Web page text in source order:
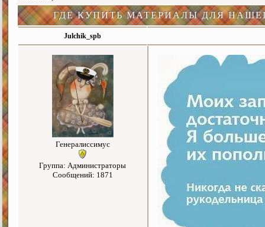
ГДЕ КУПИТЬ МАТЕРИАЛЫ ДЛЯ
Julchik_spb
Генералиссимус
Группа: Администраторы
Сообщений: 1871